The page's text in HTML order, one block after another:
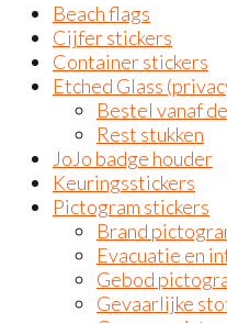
Beach flags
Cijfer stickers
Container stickers
Etched Glass
Bestel vanaf
Rest stukken
JoJo badge houder
Keuringsstickers
Pictogram stickers
Brand
Evacuatie en
Gebod
Gevaarlijke